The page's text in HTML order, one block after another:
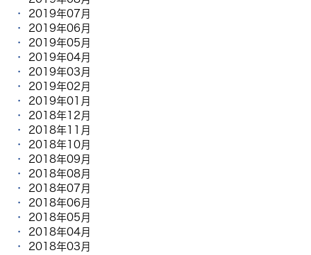
2019年07月
2019年06月
2019年05月
2019年04月
2019年03月
2019年02月
2019年01月
2018年12月
2018年11月
2018年10月
2018年09月
2018年08月
2018年07月
2018年06月
2018年05月
2018年04月
2018年03月